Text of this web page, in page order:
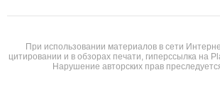
При использовании материалов в сети
цитировании и в обзорах печати, гиперссылка на
Нарушение авторских прав